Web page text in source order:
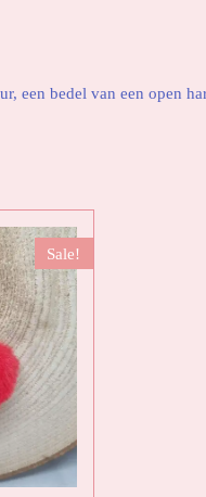
een bedel van een open
Sale!